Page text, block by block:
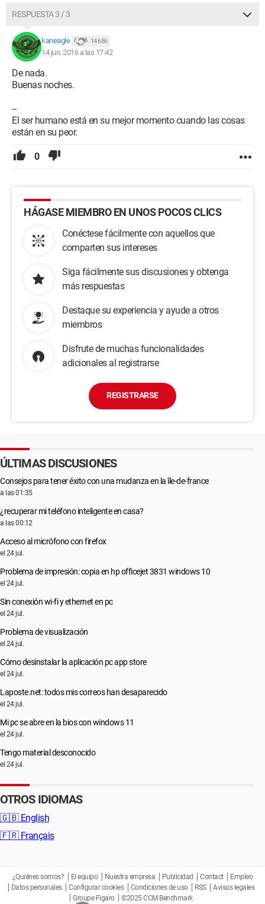
RESPUESTA 3 / 3
kaneagle 14 686
14 jun. 2016 a las 17:42
De nada.
Buenas noches.
--
El ser humano está en su mejor momento cuando las cosas
están en su peor.
0
HÁGASE MIEMBRO EN UNOS POCOS CLICS
Conéctese fácilmente con aquellos que
comparten sus intereses
Siga fácilmente sus discusiones y obtenga
más respuestas
Destaque su experiencia y ayude a otros
miembros
Disfrute de muchas funcionalidades
adicionales al registrarse
REGISTRARSE
ÚLTIMAS DISCUSIONES
Consejos para tener éxito con una mudanza en la île-de-france
a las 01:35
¿recuperar mi teléfono inteligente en casa?
a las 00:12
Acceso al micrófono con firefox
el 24 jul.
Problema de impresión: copia en hp officejet 3831 windows 10
el 24 jul.
Sin conexión wi-fi y ethernet en pc
el 24 jul.
Problema de visualización
el 24 jul.
Cómo desinstalar la aplicación pc app store
el 24 jul.
Laposte.net: todos mis correos han desaparecido
el 24 jul.
Mi pc se abre en la bios con windows 11
el 24 jul.
Tengo material desconocido
el 24 jul.
OTROS IDIOMAS
🇬🇧 English
🇫🇷 Français
¿Quiénes somos? El equipo Nuestra empresa Publicidad Contact
Empleo
Datos personales
Configurar cookies Condiciones de uso RSS
Avisos legales
Groupe Figaro
©2025 CCM Benchmark